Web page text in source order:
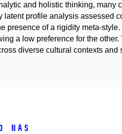
and holistic thinking, many
profile analysis assessed
presence of a rigidity meta-
a low preference for the
diverse cultural contexts and
nás